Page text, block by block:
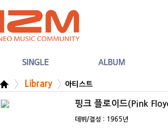
Library 아티스트
핑크 플로이드(Pink
데뷔/결성 : 1965년